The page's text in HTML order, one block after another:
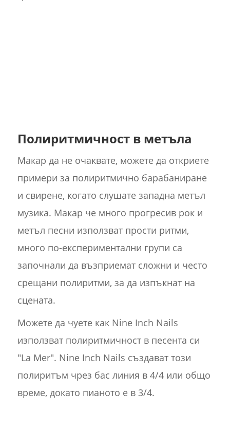
Полиритмичност в метъла
Макар да не очаквате, можете да откриете
примери за полиритмично барабаниране
и свирене, когато слушате западна метъл
музика. Макар че много прогресив рок и
метъл песни използват прости ритми,
много по-експериментални групи са
започнали да възприемат сложни и често
срещани полиритми, за да изпъкнат на
сцената.
Можете да чуете как Nine Inch Nails
използват полиритмичност в песента си
"La Mer". Nine Inch Nails създават този
полиритъм чрез бас линия в 4/4 или общо
време, докато пианото е в 3/4.